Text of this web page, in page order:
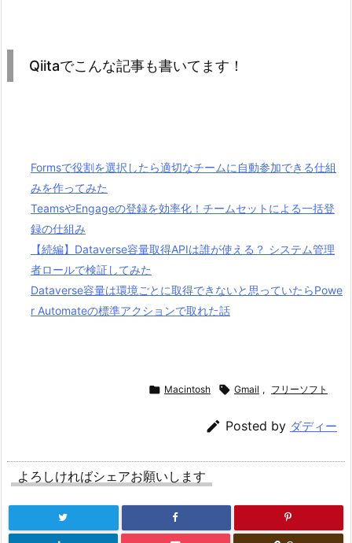
Qiitaでこんな記事も書いてます！
Formsで役割を選択したら適切なチームに自動参加できる仕組
みを作ってみた
TeamsやEngageの登録を効率化！チームセットによる一括登
録の仕組み
【続編】Dataverse容量取得APIは誰が使える？ システム管理
者ロールで検証してみた
Dataverse容量は環境ごとに取得できないと思っていたらPowe
r Automateの標準アクションで取れた話
 Macintosh  Gmail , フリーソフト
 Posted by ダディー
よろしければシェアお願いします